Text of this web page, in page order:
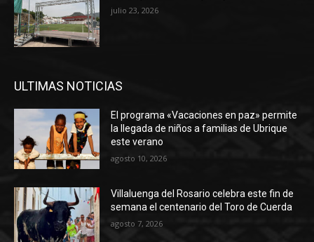
julio 23, 2026
ULTIMAS NOTICIAS
El programa «Vacaciones en paz» permite
la llegada de niños a familias de Ubrique
este verano
agosto 10, 2026
Villaluenga del Rosario celebra este fin de
semana el centenario del Toro de Cuerda
agosto 7, 2026